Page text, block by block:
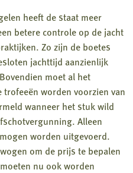
heeft de staat meer
betere controle op de jacht
Zo zijn de boetes
jachttijd aanzienlijk
moet al het
worden voorzien van
wanneer het stuk wild
Alleen
worden uitgevoerd.
om de prijs te bepalen
nu ook worden